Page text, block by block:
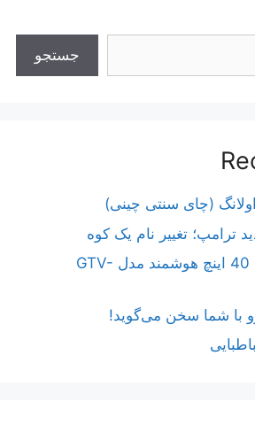
جستجو
(چای سنتی چینی)
ترامپ؛ تغییر نام یک کوه
تلویزیون جی پلاس 40 اینچ هوشمند مدل GTV-
با شما سخن می‌گوید!